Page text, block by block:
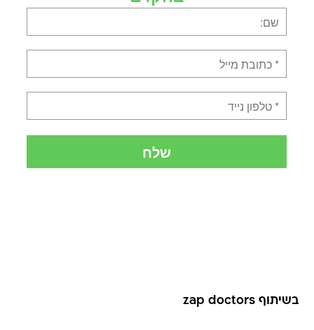
בשיתוף zap doctors